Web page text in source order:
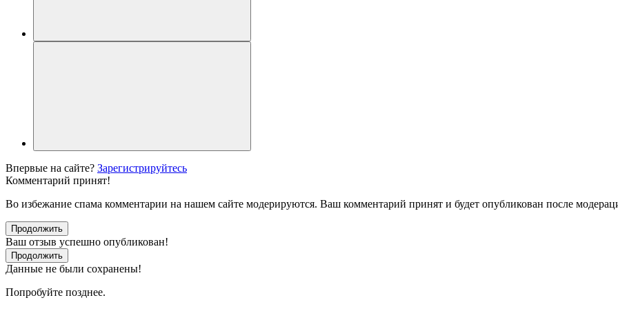
Впервые на сайте? Зарегистрируйтесь
Комментарий принят!
Во избежание спама комментарии на нашем сайте модерируются. Ваш комментарий принят и будет опубликован после
Продолжить
Ваш отзыв успешно опубликован!
Продолжить
Данные не были сохранены!
Попробуйте позднее.